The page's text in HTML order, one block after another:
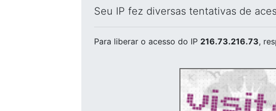
Seu IP fez diversas tentativas de
Para liberar o acesso do IP 216.73.216.73,